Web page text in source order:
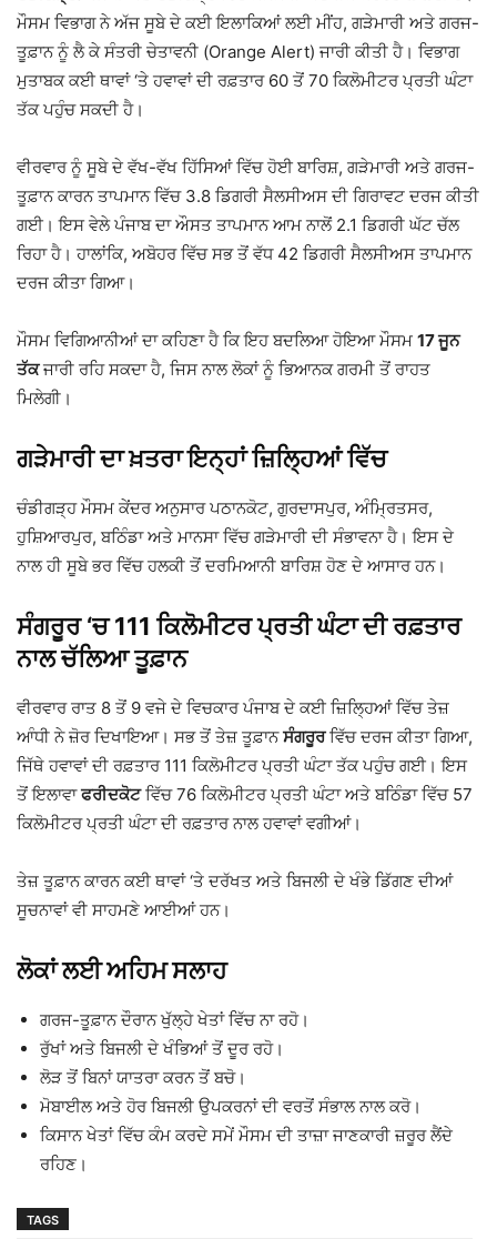
ਮੌਸਮ ਵਿਭਾਗ ਨੇ ਅੱਜ ਸੂਬੇ ਦੇ ਕਈ ਇਲਾਕਿਆਂ ਲਈ ਮੀਂਹ, ਗੜੇਮਾਰੀ ਅਤੇ ਗਰਜ-
ਤੂਫ਼ਾਨ ਨੂੰ ਲੈ ਕੇ ਸੰਤਰੀ ਚੇਤਾਵਨੀ (Orange Alert) ਜਾਰੀ ਕੀਤੀ ਹੈ। ਵਿਭਾਗ
ਮੁਤਾਬਕ ਕਈ ਥਾਵਾਂ ‘ਤੇ ਹਵਾਵਾਂ ਦੀ ਰਫ਼ਤਾਰ 60 ਤੋਂ 70 ਕਿਲੋਮੀਟਰ ਪ੍ਰਤੀ ਘੰਟਾ
ਤੱਕ ਪਹੁੰਚ ਸਕਦੀ ਹੈ।
ਵੀਰਵਾਰ ਨੂੰ ਸੂਬੇ ਦੇ ਵੱਖ-ਵੱਖ ਹਿੱਸਿਆਂ ਵਿੱਚ ਹੋਈ ਬਾਰਿਸ਼, ਗੜੇਮਾਰੀ ਅਤੇ ਗਰਜ-
ਤੂਫ਼ਾਨ ਕਾਰਨ ਤਾਪਮਾਨ ਵਿੱਚ 3.8 ਡਿਗਰੀ ਸੈਲਸੀਅਸ ਦੀ ਗਿਰਾਵਟ ਦਰਜ ਕੀਤੀ
ਗਈ। ਇਸ ਵੇਲੇ ਪੰਜਾਬ ਦਾ ਔਸਤ ਤਾਪਮਾਨ ਆਮ ਨਾਲੋਂ 2.1 ਡਿਗਰੀ ਘੱਟ ਚੱਲ
ਰਿਹਾ ਹੈ। ਹਾਲਾਂਕਿ, ਅਬੋਹਰਵਿੱਚ ਸਭ ਤੋਂ ਵੱਧ 42 ਡਿਗਰੀ ਸੈਲਸੀਅਸ ਤਾਪਮਾਨ
ਦਰਜ ਕੀਤਾ ਗਿਆ।
ਮੌਸਮ ਵਿਗਿਆਨੀਆਂ ਦਾ ਕਹਿਣਾ ਹੈ ਕਿ ਇਹ ਬਦਲਿਆ ਹੋਇਆ ਮੌਸਮ 17 ਜੂਨ
ਤੱਕਜਾਰੀ ਰਹਿ ਸਕਦਾ ਹੈ, ਜਿਸ ਨਾਲ ਲੋਕਾਂ ਨੂੰ ਭਿਆਨਕ ਗਰਮੀ ਤੋਂ ਰਾਹਤ
ਮਿਲੇਗੀ।
ਗੜੇਮਾਰੀ ਦਾ ਖ਼ਤਰਾ ਇਨ੍ਹਾਂ ਜ਼ਿਲ੍ਹਿਆਂ ਵਿੱਚ
ਚੰਡੀਗੜ੍ਹ ਮੌਸਮ ਕੇਂਦਰ ਅਨੁਸਾਰ ਪਠਾਨਕੋਟ, ਗੁਰਦਾਸਪੁਰ, ਅੰਮ੍ਰਿਤਸਰ,
ਹੁਸ਼ਿਆਰਪੁਰ, ਬਠਿੰਡਾ ਅਤੇ ਮਾਨਸਾਵਿੱਚ ਗੜੇਮਾਰੀ ਦੀ ਸੰਭਾਵਨਾ ਹੈ। ਇਸ ਦੇ
ਨਾਲ ਹੀ ਸੂਬੇ ਭਰ ਵਿੱਚ ਹਲਕੀ ਤੋਂ ਦਰਮਿਆਨੀ ਬਾਰਿਸ਼ ਹੋਣ ਦੇ ਆਸਾਰ ਹਨ।
ਸੰਗਰੂਰ ‘ਚ 111 ਕਿਲੋਮੀਟਰ ਪ੍ਰਤੀ ਘੰਟਾ ਦੀ ਰਫ਼ਤਾਰ
ਨਾਲ ਚੱਲਿਆ ਤੂਫ਼ਾਨ
ਵੀਰਵਾਰ ਰਾਤ 8 ਤੋਂ 9 ਵਜੇ ਦੇ ਵਿਚਕਾਰ ਪੰਜਾਬ ਦੇ ਕਈ ਜ਼ਿਲ੍ਹਿਆਂ ਵਿੱਚ ਤੇਜ਼
ਆੰਧੀ ਨੇ ਜ਼ੋਰ ਦਿਖਾਇਆ। ਸਭ ਤੋਂ ਤੇਜ਼ ਤੂਫ਼ਾਨਸੰਗਰੂਰਵਿੱਚ ਦਰਜ ਕੀਤਾ ਗਿਆ,
ਜਿੱਥੇ ਹਵਾਵਾਂ ਦੀ ਰਫ਼ਤਾਰ 111 ਕਿਲੋਮੀਟਰ ਪ੍ਰਤੀ ਘੰਟਾ ਤੱਕ ਪਹੁੰਚ ਗਈ। ਇਸ
ਤੋਂ ਇਲਾਵਾਫਰੀਦਕੋਟਵਿੱਚ 76 ਕਿਲੋਮੀਟਰ ਪ੍ਰਤੀ ਘੰਟਾ ਅਤੇ ਬਠਿੰਡਾਵਿੱਚ 57
ਕਿਲੋਮੀਟਰ ਪ੍ਰਤੀ ਘੰਟਾ ਦੀ ਰਫ਼ਤਾਰ ਨਾਲ ਹਵਾਵਾਂ ਵਗੀਆਂ।
ਤੇਜ਼ ਤੂਫ਼ਾਨ ਕਾਰਨ ਕਈ ਥਾਵਾਂ ‘ਤੇ ਦਰੱਖਤ ਅਤੇ ਬਿਜਲੀ ਦੇ ਖੰਭੇ ਡਿੱਗਣ ਦੀਆਂ
ਸੂਚਨਾਵਾਂ ਵੀ ਸਾਹਮਣੇ ਆਈਆਂ ਹਨ।
ਲੋਕਾਂ ਲਈ ਅਹਿਮ ਸਲਾਹ
ਗਰਜ-ਤੂਫ਼ਾਨ ਦੌਰਾਨ ਖੁੱਲ੍ਹੇ ਖੇਤਾਂ ਵਿੱਚ ਨਾ ਰਹੋ।
ਰੁੱਖਾਂ ਅਤੇ ਬਿਜਲੀ ਦੇ ਖੰਭਿਆਂ ਤੋਂ ਦੂਰ ਰਹੋ।
ਲੋੜ ਤੋਂ ਬਿਨਾਂ ਯਾਤਰਾ ਕਰਨ ਤੋਂ ਬਚੋ।
ਮੋਬਾਈਲ ਅਤੇ ਹੋਰ ਬਿਜਲੀ ਉਪਕਰਨਾਂ ਦੀ ਵਰਤੋਂ ਸੰਭਾਲ ਨਾਲ ਕਰੋ।
ਕਿਸਾਨ ਖੇਤਾਂ ਵਿੱਚ ਕੰਮ ਕਰਦੇ ਸਮੇਂ ਮੌਸਮ ਦੀ ਤਾਜ਼ਾ ਜਾਣਕਾਰੀ ਜ਼ਰੂਰ ਲੈਂਦੇ
ਰਹਿਣ।
TAGS